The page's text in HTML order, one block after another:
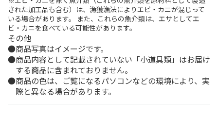
された加工品も含む）は、漁獲漁法によりエビ・カニが混じって
いる場合があります。 また、これらの魚介類は、エサとしてエ
ビ・カニを食べている可能性があります。
その他
商品写真はイメージです。
商品内容として記載されていない「小道具類」はお届け
する商品に含まれておりません。
商品の色は、ご覧になるパソコンなどの環境により、実
際と異なる場合があります。